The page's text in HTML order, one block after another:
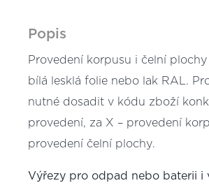
Popis
Provedení korpusu i čelní
bílá lesklá folie nebo lak RAL.
nutné dosadit v kódu zboží
provedení, za X – provedení
provedení čelní plochy.
Výřezy pro odpad nebo baterii i